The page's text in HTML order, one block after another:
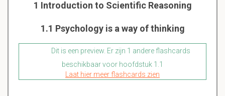
1 Introduction to Scientific Reasoning
1.1 Psychology is a way of thinking
Dit is een preview. Er zijn 1 andere flashcards
beschikbaar voor hoofdstuk 1.1
Laat hier meer flashcards zien